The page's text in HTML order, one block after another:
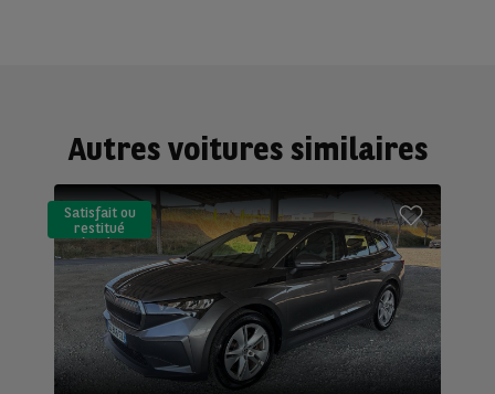
Autres voitures similaires
Satisfait ou
restitué
(LLD)*